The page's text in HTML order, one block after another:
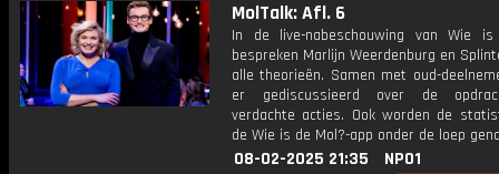
MolTalk: Afl. 6
In de live-nabeschouwing van Wie
bespreken Marlijn Weerdenburg en
alle theorieën. Samen met oud-
er gediscussieerd over de
verdachte acties. Ook worden de
de Wie is de Mol?-app onder de loep
08-02-2025 21:35
NPO1